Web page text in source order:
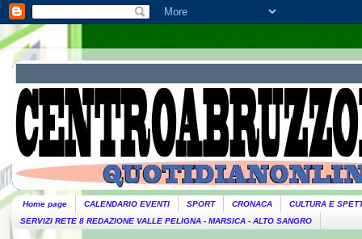
Home page CALENDARIO EVENTI SPORT CRONACA
CULTURA E
SERVIZI RETE 8 REDAZIONE VALLE PELIGNA - MARSICA - ALTO SANGRO